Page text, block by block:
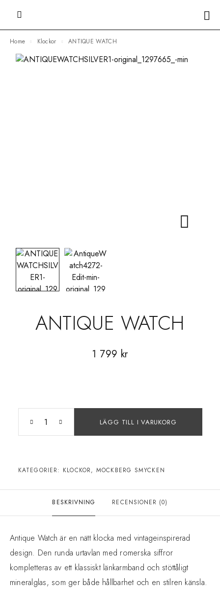
Home Klockor ANTIQUE WATCH
ANTIQUE WATCH
1 799 kr
LÄGG TILL I VARUKORG
KATEGORIER: KLOCKOR, MOCKBERG SMYCKEN
BESKRIVNING RECENSIONER (0)
Antique Watch är en nätt klocka med vintageinspirerad
design. Den runda urtavlan med romerska siffror
kompletteras av ett klassiskt länkarmband och stöttåligt
mineralglas, som ger både hållbarhet och en stilren känsla.